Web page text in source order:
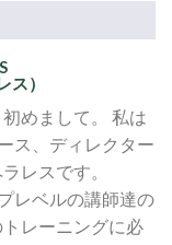
ス）
めまして。 私は
ス、ディレクター
レスです。
レベルの講師達の
レーニングに必